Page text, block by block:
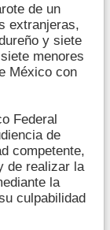
de un
extranjeras,
y siete
menores
México con
Federal
de
competente,
de realizar la
la
culpabilidad